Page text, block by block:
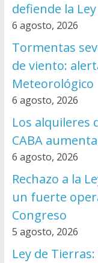
defiende la
6 agosto, 2026
Tormentas
de viento:
Meteorológico
6 agosto, 2026
Los alquileres
CABA
6 agosto, 2026
Rechazo a la
un fuerte
Congreso
5 agosto, 2026
Ley de